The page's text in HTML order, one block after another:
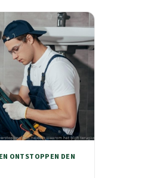
ONTSTOPPEN DEN